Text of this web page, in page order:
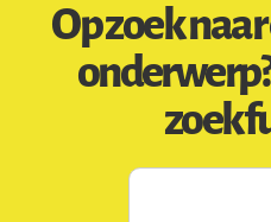
Op zoek